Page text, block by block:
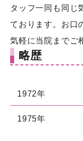
タッフ一同も同じ
ております。お口
気軽に当院までご
略歴
1972年
1975年